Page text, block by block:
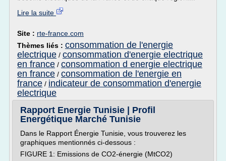
Lire la suite
Site : rte-france.com
Thèmes liés : consommation de l'energie
electrique / consommation d'energie electrique
en france / consommation d energie electrique
en france / consommation de l'energie en
france / indicateur de consommation d'energie
electrique
Rapport Energie Tunisie | Profil
Energétique Marché Tunisie
Dans le Rapport Énergie Tunisie, vous trouverez les
graphiques mentionnés ci-dessous :
FIGURE 1: Emissions de CO2-énergie (MtCO2)